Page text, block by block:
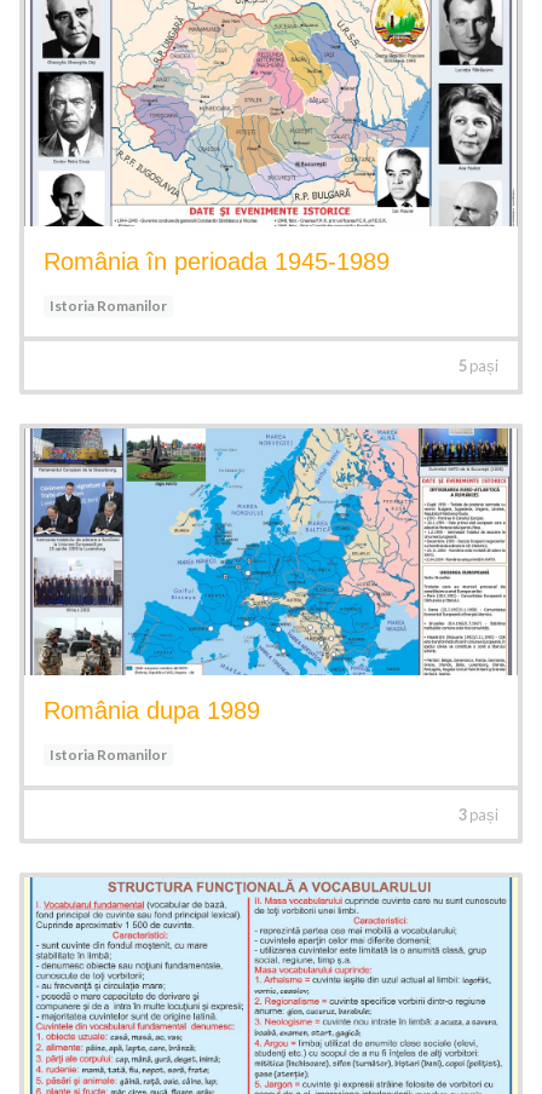
România în perioada 1945-1989
Istoria Romanilor
5pași
România dupa 1989
Istoria Romanilor
3pași